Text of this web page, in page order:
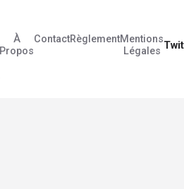
À
Propos
ContactRèglementMentions
Légales